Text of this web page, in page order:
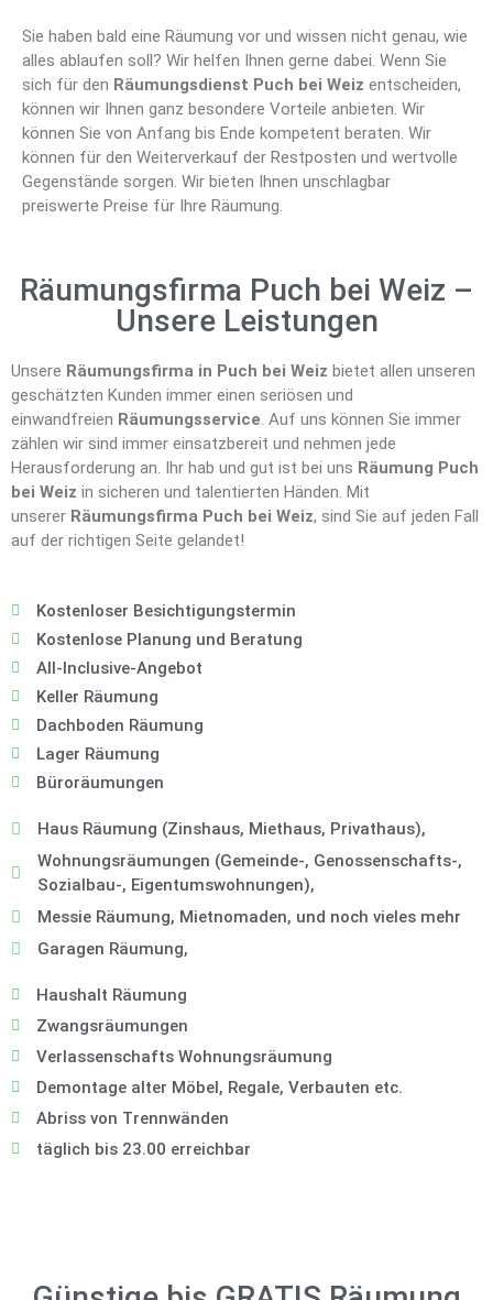
Sie haben bald eine Räumung vor und wissen nicht genau, wie
alles ablaufen soll? Wir helfen Ihnen gerne dabei. Wenn Sie
sich für den Räumungsdienst Puch bei Weiz entscheiden,
können wir Ihnen ganz besondere Vorteile anbieten. Wir
können Sie von Anfang bis Ende kompetent beraten. Wir
können für den Weiterverkauf der Restposten und wertvolle
Gegenstände sorgen. Wir bieten Ihnen unschlagbar
preiswerte Preise für Ihre Räumung.
Räumungsfirma Puch bei Weiz –
Unsere Leistungen
Unsere Räumungsfirma in Puch bei Weiz bietet allen unseren
geschätzten Kunden immer einen seriösen und
einwandfreien Räumungsservice. Auf uns können Sie immer
zählen wir sind immer einsatzbereit und nehmen jede
Herausforderung an. Ihr hab und gut ist bei uns Räumung Puch
bei Weiz in sicheren und talentierten Händen. Mit
unserer Räumungsfirma Puch bei Weiz, sind Sie auf jeden Fall
auf der richtigen Seite gelandet!
Kostenloser Besichtigungstermin
Kostenlose Planung und Beratung
All-Inclusive-Angebot
Keller Räumung
Dachboden Räumung
Lager Räumung
Büroräumungen
Haus Räumung (Zinshaus, Miethaus, Privathaus),
Wohnungsräumungen (Gemeinde-, Genossenschafts-,
Sozialbau-, Eigentumswohnungen),
Messie Räumung, Mietnomaden, und noch vieles mehr
Garagen Räumung,
Haushalt Räumung
Zwangsräumungen
Verlassenschafts Wohnungsräumung
Demontage alter Möbel, Regale, Verbauten etc.
Abriss von Trennwänden
täglich bis 23.00 erreichbar